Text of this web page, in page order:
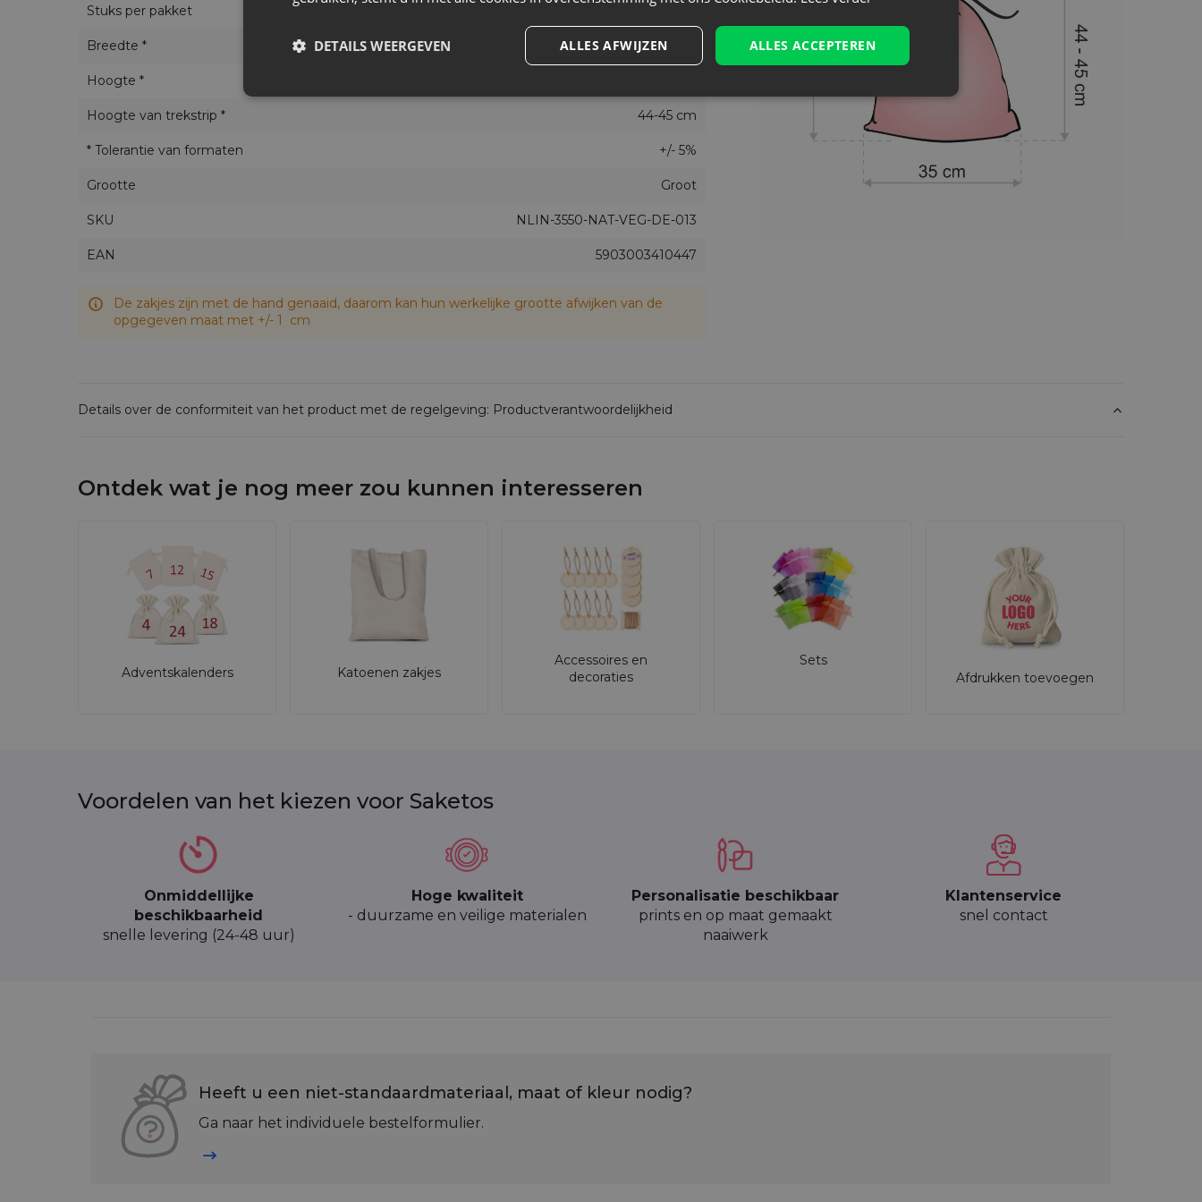
Stuks per pakket
Breedte * 35 cm
Hoogte *
Hoogte van trekstrip * 44-45 cm
* Tolerantie van formaten +/- 5%
Grootte Groot
SKU NLIN-3550-NAT-VEG-DE-013
EAN 5903003410447
De zakjes zijn met de hand genaaid, daarom kan hun werkelijke grootte afwijken van de
opgegeven maat met +/- 1 cm
Details over de conformiteit van het product met de regelgeving: Productverantwoordelijkheid
Ontdek wat je nog meer zou kunnen interesseren
Adventskalenders Katoenen zakjes
Accessoires en
decoraties
Sets
Afdrukken toevoegen
Voordelen van het kiezen voor Saketos
Onmiddellijke
beschikbaarheid
snelle levering (24-48 uur)
Hoge kwaliteit
- duurzame en veilige materialen
Personalisatie beschikbaar
prints en op maat gemaakt
naaiwerk
Klantenservice
snel contact
Heeft u een niet-standaardmateriaal, maat of kleur nodig?
Ga naar het individuele bestelformulier.
ALLES ACCEPTEREN
ALLES AFWIJZEN
DETAILS WEERGEVEN